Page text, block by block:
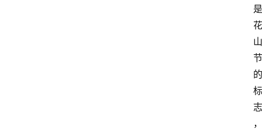
是
花
山
节
的
标
志
，